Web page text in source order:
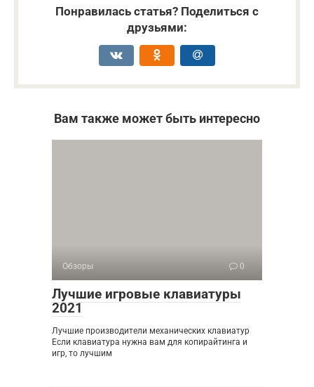
Понравилась статья? Поделиться с
друзьями:
Вам также может быть интересно
Обзоры 0
Лучшие игровые клавиатуры
2021
Лучшие производители механических клавиатур
Если клавиатура нужна вам для копирайтинга и
игр, то лучшим